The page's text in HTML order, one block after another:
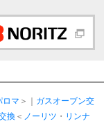
ロマ ＞｜ ガスオーブン交
換 ＜ ノーリツ ・ リンナ